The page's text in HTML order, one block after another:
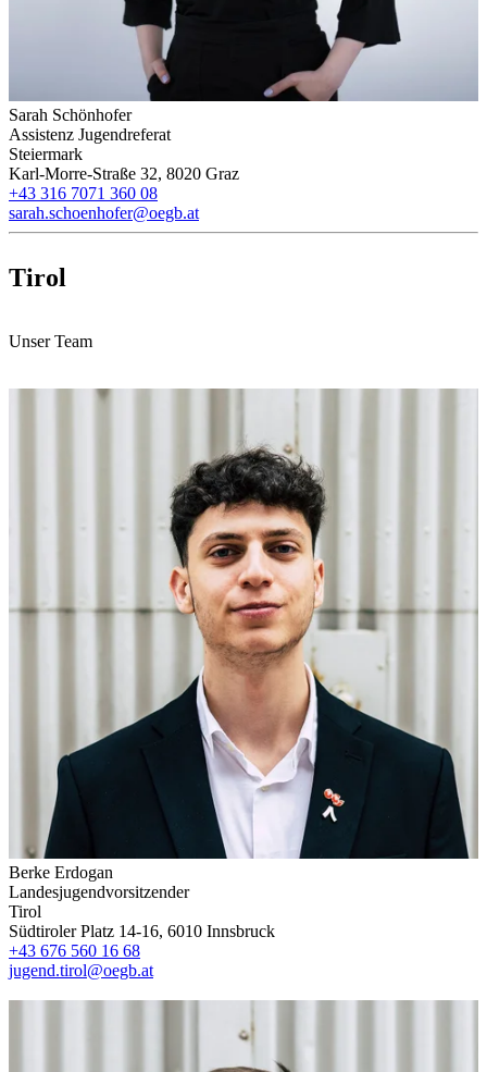
Sarah Schönhofer
Assistenz Jugendreferat
Steiermark
Karl-Morre-Straße 32, 8020 Graz
+43 316 7071 360 08
sarah.schoenhofer@oegb.at
Tirol
Unser Team
Berke Erdogan
Landesjugendvorsitzender
Tirol
Südtiroler Platz 14-16, 6010 Innsbruck
+43 676 560 16 68
jugend.tirol@oegb.at